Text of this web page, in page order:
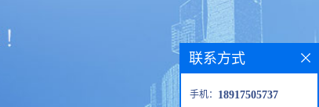
联系方式
手机： 18917505737